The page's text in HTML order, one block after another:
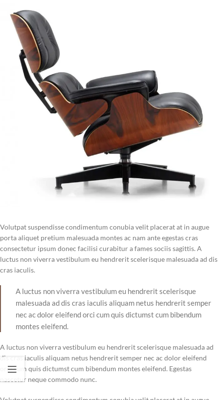
Volutpat suspendisse condimentum conubia velit placerat at in augue
porta aliquet pretium malesuada montes ac nam ante egestas cras
consectetur ipsum donec facilisi curabitur a fames sociis sagittis. A
luctus non viverra vestibulum eu hendrerit scelerisque malesuada ad dis
cras iaculis.
A luctus non viverra vestibulum eu hendrerit scelerisque
malesuada ad dis cras iaculis aliquam netus hendrerit semper
nec ac dolor eleifend orci cum quis dictumst cum bibendum
montes eleifend.
A luctus non viverra vestibulum eu hendrerit scelerisque malesuada ad
dis cras iaculis aliquam netus hendrerit semper nec ac dolor eleifend
orci cum quis dictumst cum bibendum montes eleifend. Egestas
nascetur neque commodo nunc.